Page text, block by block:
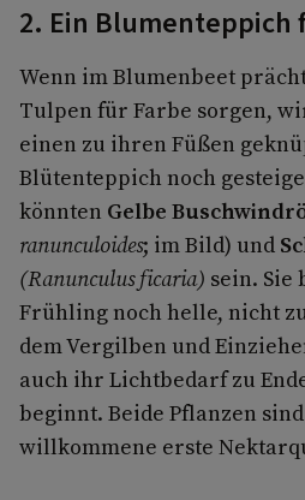
2. Ein Blumenteppich
Wenn im Blumenbeet
Tulpen für Farbe sorgen,
einen zu ihren Füßen
Blütenteppich noch
könnten Gelbe
ranunculoides; im Bild) und
(Ranunculus ficaria) sein. Sie
Frühling noch helle, nicht
dem Vergilben und
auch ihr Lichtbedarf zu
beginnt. Beide Pflanzen
willkommene erste